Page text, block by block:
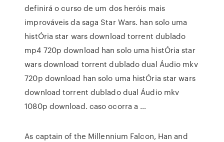
definirá o curso de um dos heróis mais
improváveis da saga Star Wars. han solo uma
histÓria star wars download torrent dublado
mp4 720p download han solo uma histÓria star
wars download torrent dublado dual Áudio mkv
720p download han solo uma histÓria star wars
download torrent dublado dual Áudio mkv
1080p download. caso ocorra a …
As captain of the Millennium Falcon, Han and